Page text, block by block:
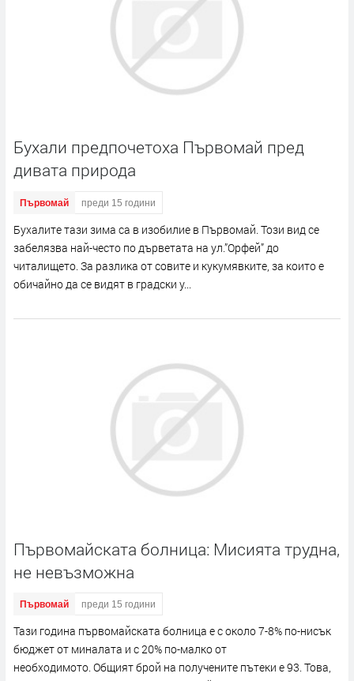
Бухали предпочетоха Първомай пред
дивата природа
Първомай преди 15 години
Бухалите тази зима са в изобилие в Първомай. Този вид се
забелязва най-често по дърветата на ул.”Орфей” до
читалището. За разлика от совите и кукумявките, за които е
обичайно да се видят в градски у...
Първомайската болница: Мисията трудна,
не невъзможна
Първомай преди 15 години
Тази година първомайската болница е с около 7-8% по-нисък
бюджет от миналата и с 20% по-малко от
необходимото. Общият брой на получените пътеки е 93. Това,